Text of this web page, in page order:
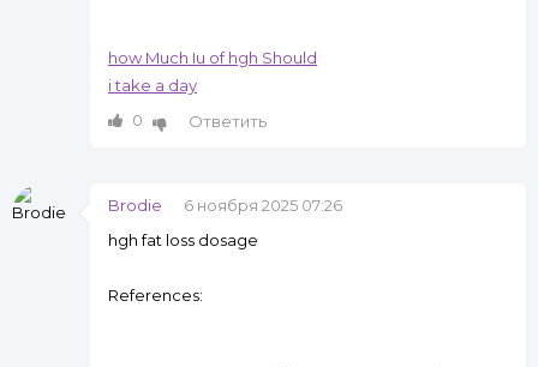
how Much Iu of hgh Should
i take a day
0
Ответить
Brodie
6 ноября 2025 07:26
hgh fat loss dosage
References: